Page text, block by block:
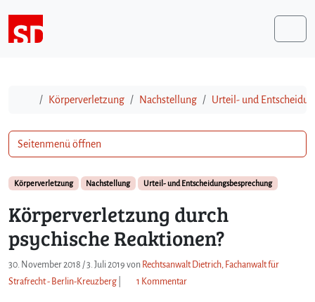
StartKörperverletzung Nachstellung Urteil- und
Körperverletzung Nachstellung Urteil- und Entscheidungsbesprechung
Körperverletzung durch
psychische Reaktionen?
30. November 2018 /3. Juli 2019 von Rechtsanwalt Dietrich, Fachanwalt für
Strafrecht - Berlin-Kreuzberg
1 Kommentarz
Seitenmenü öffnen